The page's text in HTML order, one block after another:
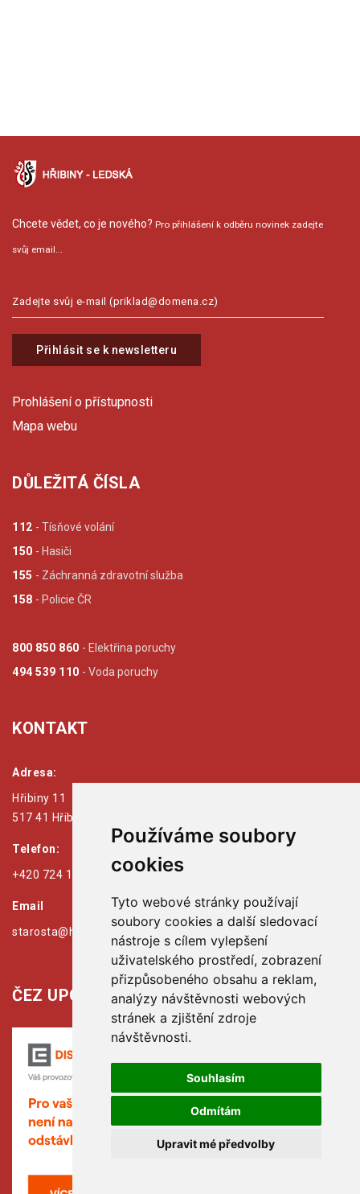
Používáme soubory
cookies
Tyto webové stránky používají
soubory cookies a další sledovací
nástroje s cílem vylepšení
uživatelského prostředí, zobrazení
přizpůsobeného obsahu a reklam,
analýzy návštěvnosti webových
stránek a zjištění zdroje
návštěvnosti.
Souhlasím
Odmítám
Upravit mé předvolby
Chcete vědet, co je nového? Pro přihlášení k odběru novinek zadejte
svůj email...
Přihlásit se k newsletteru
Prohlášení o přístupnosti
Mapa webu
DŮLEŽITÁ ČÍSLA
112 - Tísňové volání
150 - Hasiči
155 - Záchranná zdravotní služba
158 - Policie ČR
800 850 860 - Elektřina poruchy
494 539 110 - Voda poruchy
KONTAKT
Adresa:
Hřibiny 11
517 41 Hřibiny - Ledská
Telefon:
+420 724 179 125
Email
starosta@hribiny-ledska.cz
ČEZ UPOZORŇUJE: